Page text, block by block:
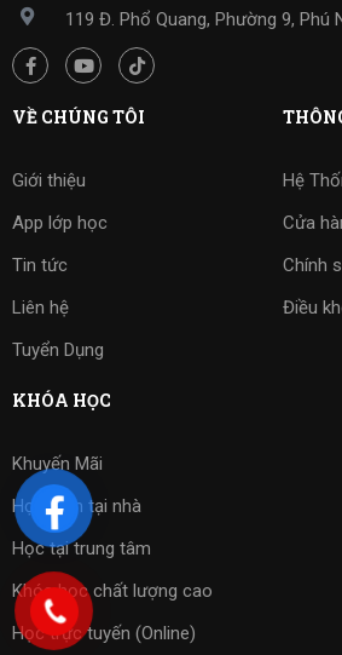
119 Đ. Phổ Quang, Phường 9, Phú
VỀ CHÚNG TÔI
Giới thiệu
App lớp học
Tin tức
Liên hệ
Tuyển Dụng
Hệ
Cửa
Chính
Điều
KHÓA HỌC
Khuyến Mãi
Học kèm tại nhà
Học tại trung tâm
Khóa học chất lượng cao
Học trực tuyến (Online)